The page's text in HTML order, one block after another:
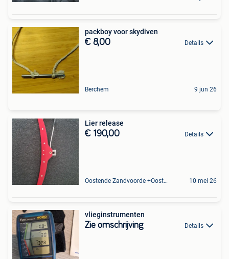
packboy voor skydiven
€ 8,00 Details
Berchem 9 jun 26
Lier release
€ 190,00 Details
Oostende Zandvoorde +Oostende 10 mei 26
vlieginstrumenten
Zie omschrijving Details